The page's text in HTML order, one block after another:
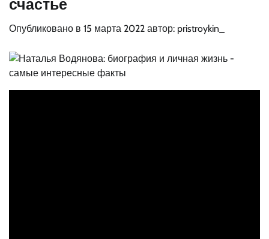
счастье
Опубликовано в 15 марта 2022 автор: pristroykin_